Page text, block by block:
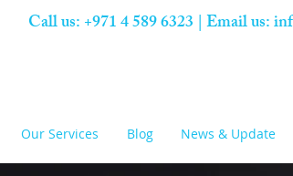
Call us: +971 4 589 6323 | Email us:
Our Services Blog News & Update